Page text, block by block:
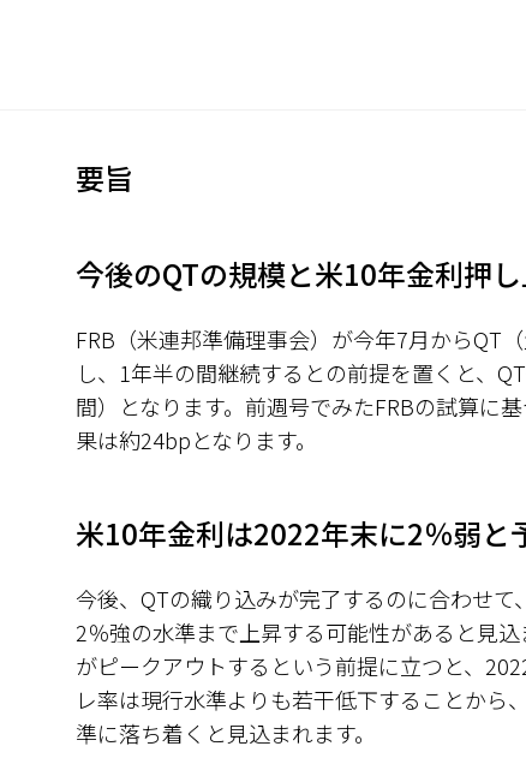
要旨
今後のQTの規模と米10年金利押
FRB（米連邦準備理事会）が今年7月からQT
し、1年半の間継続するとの前提を置くと、
間）となります。前週号でみたFRBの試算に
果は約24bpとなります。
米10年金利は2022年末に2％弱と
今後、QTの織り込みが完了するのに合わせ
2％強の水準まで上昇する可能性があると見
がピークアウトするという前提に立つと、
レ率は現行水準よりも若干低下することから
準に落ち着くと見込まれます。